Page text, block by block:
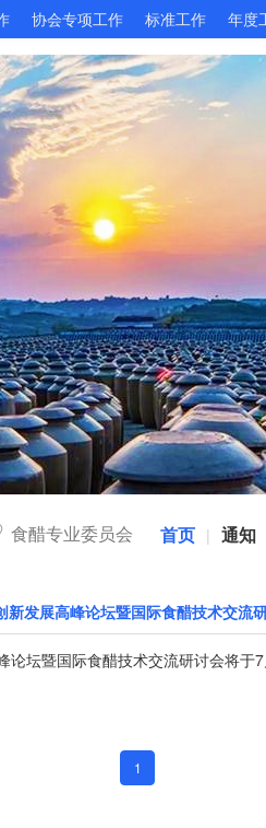
协会专项工作 标准工作 年度
食醋专业委员会 首页 | 通知
新发展高峰论坛暨国际食醋技术交流
论坛暨国际食醋技术交流研讨会将于
1